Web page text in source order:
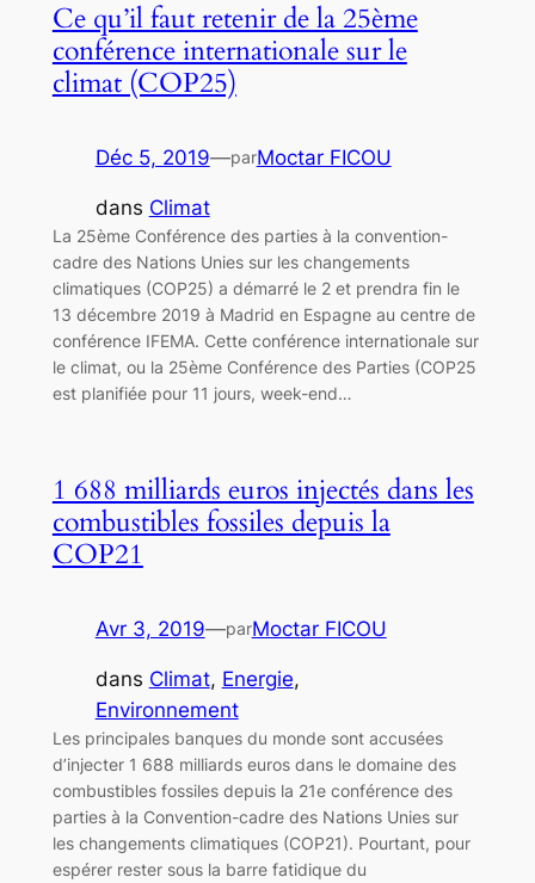
Ce qu’il faut retenir de la 25ème
conférence internationale sur le
climat (COP25)
Déc 5, 2019—parMoctar FICOU
dans Climat
La 25ème Conférence des parties à la convention-
cadre des Nations Unies sur les changements
climatiques (COP25) a démarré le 2 et prendra fin le
13 décembre 2019 à Madrid en Espagne au centre de
conférence IFEMA. Cette conférence internationale sur
le climat, ou la 25ème Conférence des Parties (COP25
est planifiée pour 11 jours, week-end…
1 688 milliards euros injectés dans les
combustibles fossiles depuis la
COP21
Avr 3, 2019—parMoctar FICOU
dans Climat, Energie
Environnement
Les principales banques du monde sont accusées
d’injecter 1 688 milliards euros dans le domaine des
combustibles fossiles depuis la 21e conférence des
parties à la Convention-cadre des Nations Unies sur
les changements climatiques (COP21). Pourtant, pour
espérer rester sous la barre fatidique du